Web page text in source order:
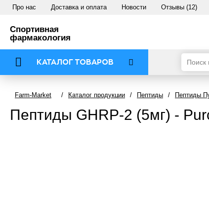
Про нас Доставка и оплата Новости Отзывы (12)
Спортивная
фармакология
КАТАЛОГ ТОВАРОВ
Farm-Market / Каталог продукции / Пептиды / Пептиды
Пептиды GHRP-2 (5мг) -